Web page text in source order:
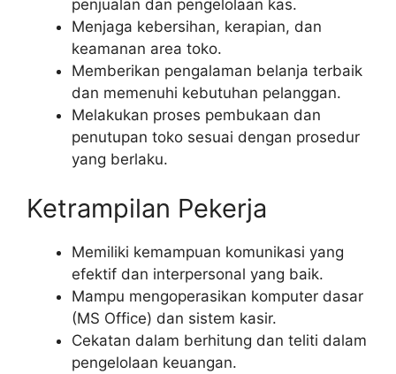
penjualan dan pengelolaan kas.
Menjaga kebersihan, kerapian, dan
keamanan area toko.
Memberikan pengalaman belanja terbaik
dan memenuhi kebutuhan pelanggan.
Melakukan proses pembukaan dan
penutupan toko sesuai dengan prosedur
yang berlaku.
Ketrampilan Pekerja
Memiliki kemampuan komunikasi yang
efektif dan interpersonal yang baik.
Mampu mengoperasikan komputer dasar
(MS Office) dan sistem kasir.
Cekatan dalam berhitung dan teliti dalam
pengelolaan keuangan.